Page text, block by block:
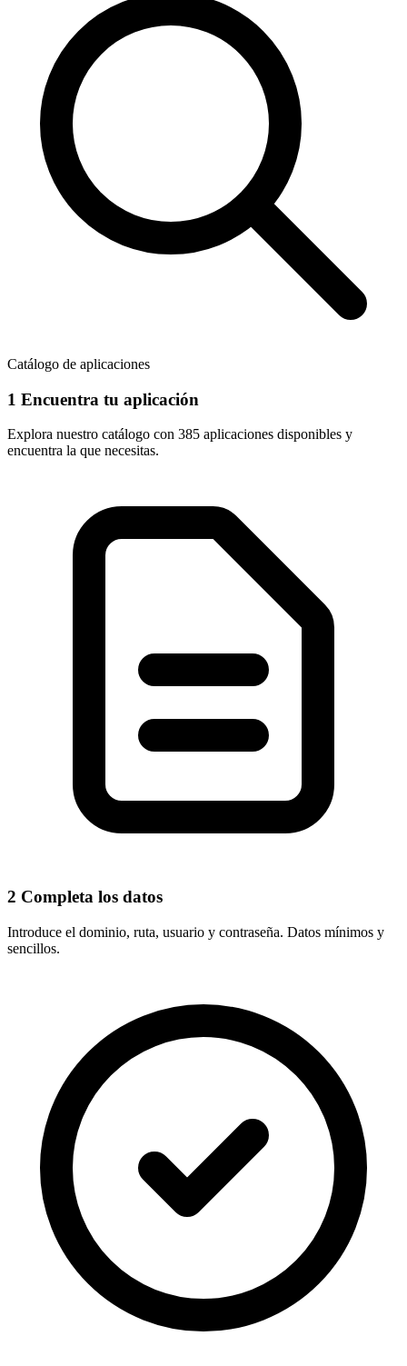
Catálogo de aplicaciones
1 Encuentra tu aplicación
Explora nuestro catálogo con 385 aplicaciones disponibles y
encuentra la que necesitas.
2 Completa los datos
Introduce el dominio, ruta, usuario y contraseña. Datos mínimos y
sencillos.